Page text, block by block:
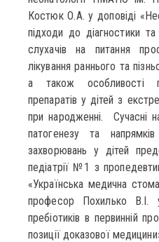
Костюк О.А. у доповіді
підходи до діагностики
слухачів на питання
лікування раннього та
а також особливості
препаратів у дітей з
при народженні. Сучасні
патогенезу та
захворювань у дітей
педіатрії №1 з
«Українська медична
професор Похилько В.І.
пребіотиків в первинній
позиції доказової